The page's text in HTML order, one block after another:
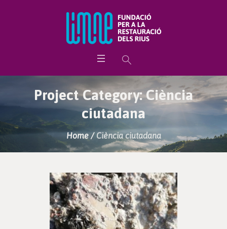
Project Category:Ciència
ciutadana
Home / Ciència ciutadana